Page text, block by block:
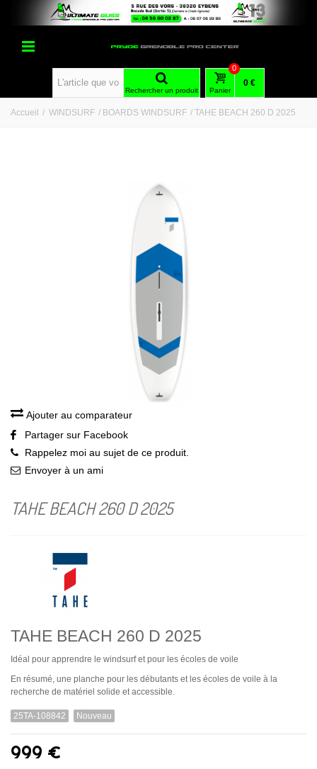
Rechercher un produit Panier
0
0 €
Accueil / WINDSURF / BOARDS WINDSURF / TAHE BEACH 260 D 2025
Ajouter au comparateur
Partager sur Facebook
Rappelez moi au sujet de ce produit.
Envoyer à un ami
TAHE BEACH 260 D 2025
TAHE BEACH 260 D 2025
Idéal pour apprendre le windsurf et pour les écoles de voile
En résumé, une planche pour les débutants et les écoles de voile à la
recherche de matériel solide et accessible.
25TA-108842 Nouveau
999 €